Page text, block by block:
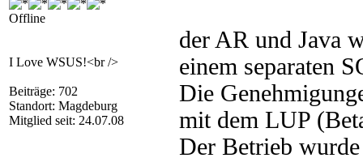
Offline
I Love WSUS!<br />
Beiträge: 702
Standort: Magdeburg
Mitglied seit: 24.07.08
der AR und Java
einem separaten
Die
mit dem LUP
Der Betrieb